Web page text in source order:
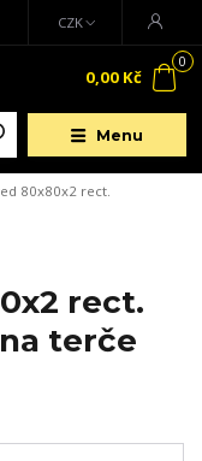
Menu
CZK
0
0,00 Kč
80x80x2 rect.
rect.
terče